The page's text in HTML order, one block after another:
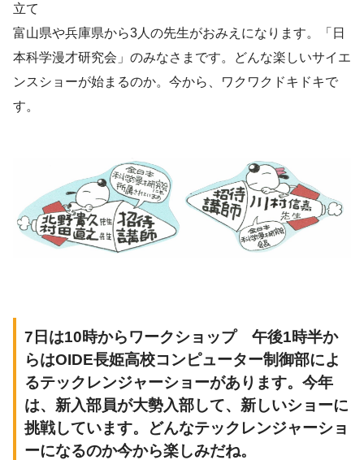
立て
富山県や兵庫県から3人の先生がおみえになります。「日
本科学漫才研究会」のみなさまです。どんな楽しいサイエ
ンスショーが始まるのか。今から、ワクワクドキドキで
す。
7日は10時からワークショップ 午後1時半か
らはOIDE長姫高校コンピューター制御部によ
るテックレンジャーショーがあります。今年
は、新入部員が大勢入部して、新しいショーに
挑戦しています。どんなテックレンジャーショ
ーになるのか今から楽しみだね。